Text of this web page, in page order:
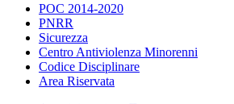
POC 2014-2020
PNRR
Sicurezza
Centro Antiviolenza Minorenni
Codice Disciplinare
Area Riservata